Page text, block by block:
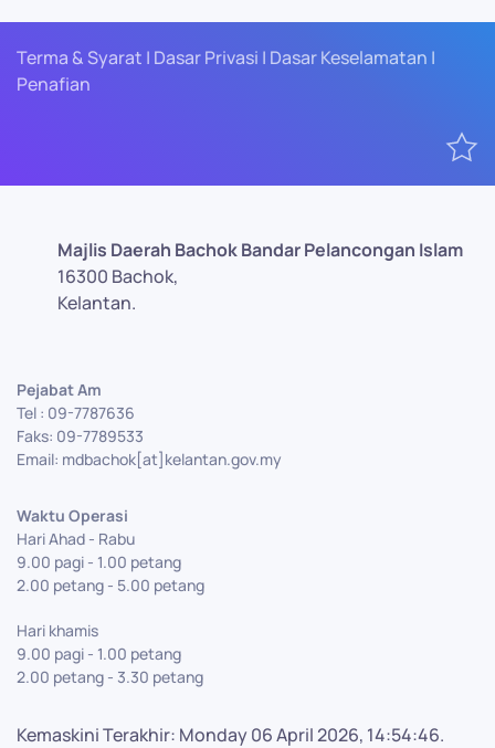
Terma & Syarat | Dasar Privasi | Dasar Keselamatan |
Penafian
Majlis Daerah Bachok Bandar Pelancongan Islam
16300 Bachok,
Kelantan.
Pejabat Am
Tel : 09-7787636
Faks: 09-7789533
Email: mdbachok[at]kelantan.gov.my
Waktu Operasi
Hari Ahad - Rabu
9.00 pagi - 1.00 petang
2.00 petang - 5.00 petang
Hari khamis
9.00 pagi - 1.00 petang
2.00 petang - 3.30 petang
Kemaskini Terakhir: Monday 06 April 2026, 14:54:46.